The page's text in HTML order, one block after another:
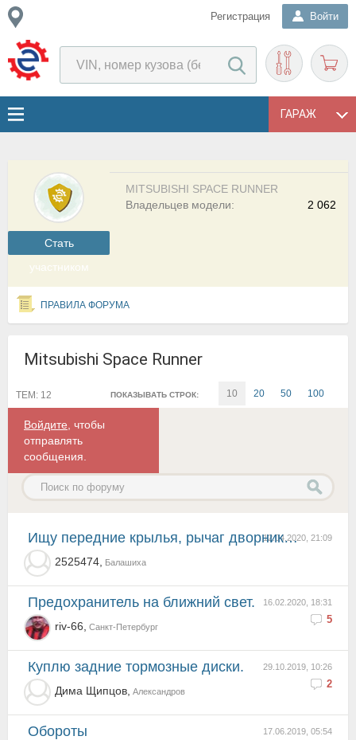
Регистрация Войти
ГАРАЖ
Cтать
участником
MITSUBISHI SPACE RUNNER
2 062
Владельцев модели:
ПРАВИЛА ФОРУМА
Mitsubishi Space Runner
ПОКАЗЫВАТЬ СТРОК: 10 20 50 100
ТЕМ: 12
Войдите , чтобы
отправлять
сообщения.
12.04.2020, 21:09
Ищу передние крылья, рычаг дворника водителя.
2525474, Балашиха
16.02.2020, 18:31
5
Предохранитель на ближний свет.
riv-66, Санкт-Петербург
29.10.2019, 10:26
2
Куплю задние тормозные диски.
Дима Щипцов, Александров
17.06.2019, 05:54
обороты